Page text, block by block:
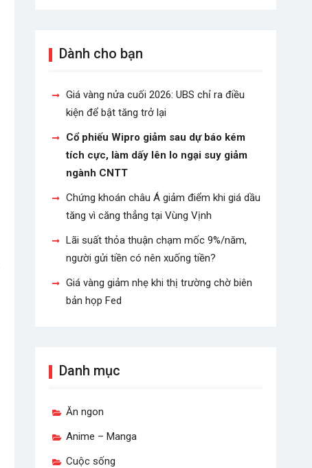
Dành cho bạn
Giá vàng nửa cuối 2026: UBS chỉ ra điều
kiện để bật tăng trở lại
Cổ phiếu Wipro giảm sau dự báo kém
tích cực, làm dấy lên lo ngại suy giảm
ngành CNTT
Chứng khoán châu Á giảm điểm khi giá dầu
tăng vì căng thẳng tại Vùng Vịnh
Lãi suất thỏa thuận chạm mốc 9%/năm,
người gửi tiền có nên xuống tiền?
Giá vàng giảm nhẹ khi thị trường chờ biên
bản họp Fed
Danh mục
Ăn ngon
Anime – Manga
Cuộc sống